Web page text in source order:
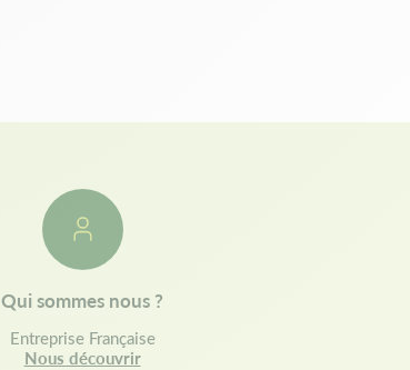
Qui sommes nous ?
Entreprise Française
Nous découvrir